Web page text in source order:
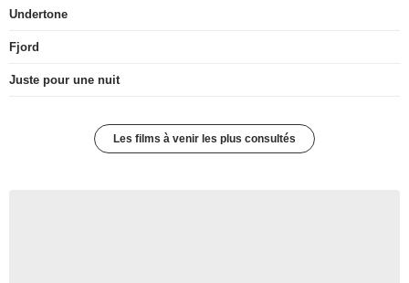
Undertone
Fjord
Juste pour une nuit
Les films à venir les plus consultés